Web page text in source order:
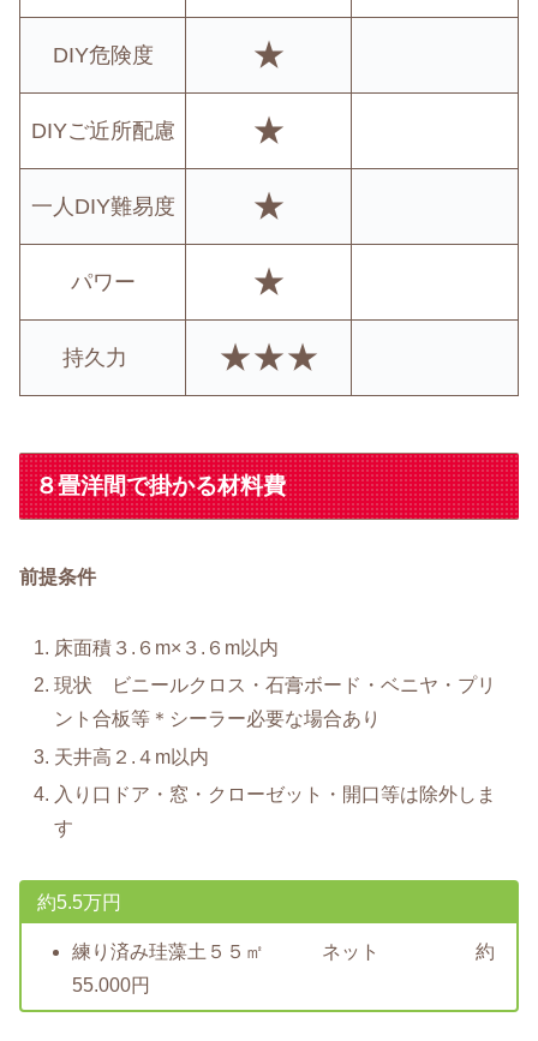
DIY危険度 ★
DIYご近所配慮 ★
一人DIY難易度 ★
パワー ★
持久力 ★★★
８畳洋間で掛かる材料費
前提条件
床面積３.６m×３.６m以内
現状 ビニールクロス・石膏ボード・ベニヤ・プリ
ント合板等＊シーラー必要な場合あり
天井高２.４m以内
入り口ドア・窓・クローゼット・開口等は除外しま
す
約5.5万円
練り済み珪藻土５５㎡ ネット 約
55.000円